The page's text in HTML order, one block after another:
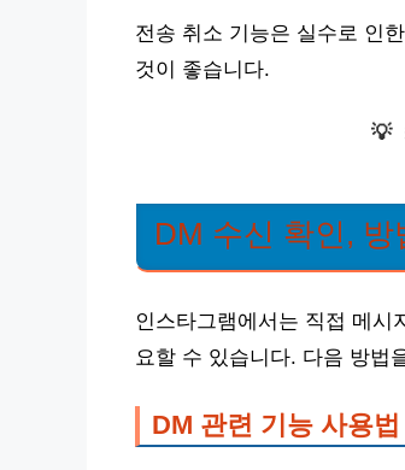
전송 취소 기능은 실수로 인
것이 좋습니다.
💡
DM 수신 확인, 방
인스타그램에서는 직접 메시
요할 수 있습니다. 다음 방법
DM 관련 기능 사용법